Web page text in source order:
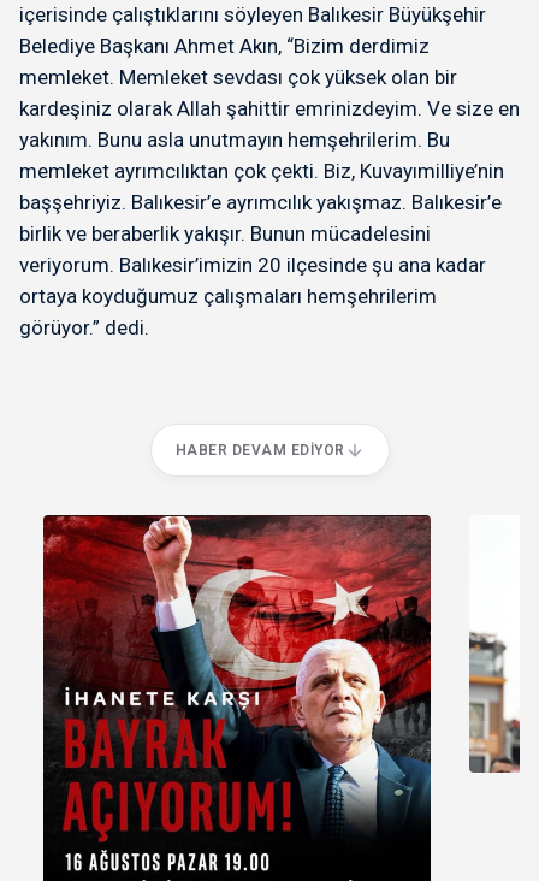
içerisinde çalıştıklarını söyleyen Balıkesir Büyükşehir
Belediye Başkanı Ahmet Akın, “Bizim derdimiz
memleket. Memleket sevdası çok yüksek olan bir
kardeşiniz olarak Allah şahittir emrinizdeyim. Ve size en
yakınım. Bunu asla unutmayın hemşehrilerim. Bu
memleket ayrımcılıktan çok çekti. Biz, Kuvayımilliye’nin
başşehriyiz. Balıkesir’e ayrımcılık yakışmaz. Balıkesir’e
birlik ve beraberlik yakışır. Bunun mücadelesini
veriyorum. Balıkesir’imizin 20 ilçesinde şu ana kadar
ortaya koyduğumuz çalışmaları hemşehrilerim
görüyor.” dedi.
HABER DEVAM EDIYOR